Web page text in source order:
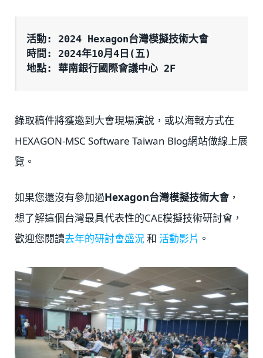
活動: 2024 Hexagon台灣模擬技術大會
時間: 2024年10月4日(五)
地點: 華南銀行國際會議中心 2F
錄取稿件將獲邀到大會現場演說，或以海報方式在
HEXAGON-MSC Software Taiwan Blog網站做線上展
覽。
如果您還沒有參加過Hexagon台灣模擬技術大會，
想了解這個台灣最具代表性的CAE模擬技術研討會，
歡迎您閱讀去年的研討會盛況和 活動影片 。